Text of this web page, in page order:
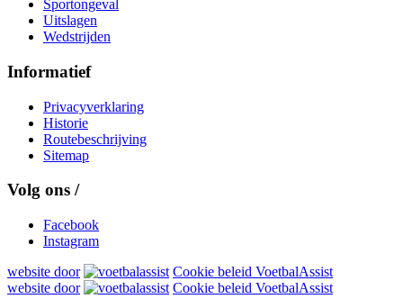
Sportongeval
Uitslagen
Wedstrijden
Informatief
Privacyverklaring
Historie
Routebeschrijving
Sitemap
Volg ons /
Facebook
Instagram
website door
Cookie beleid VoetbalAssist
website door
Cookie beleid VoetbalAssist